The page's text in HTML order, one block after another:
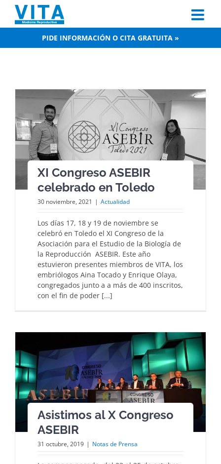
content
PIDE INFORMACIÓN O CITA GRATUITA »
XI Congreso ASEBIR
celebrado en Toledo
30 noviembre, 2021 | Actualidad
Los días 17, 18 y 19 de noviembre se
celebró en Toledo el XI Congreso de la
Asociación para el Estudio de la Biología de
la Reproducción ASEBIR. Este año
estuvieron presentes miembros de VITA, los
embriólogos Aina Tocado y Enrique Olaya,
congregados junto a a más de 400 inscritos,
con el fin de poder [...]
Asistimos al X Congreso
ASEBIR
31 octubre, 2019 | Notas de Prensa